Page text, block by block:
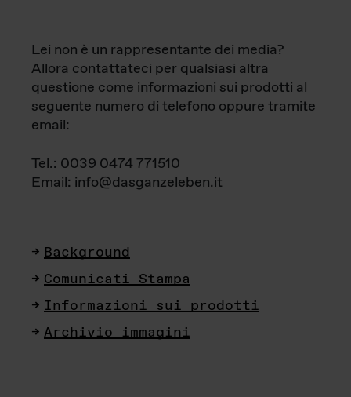
Lei non è un rappresentante dei media?
Allora contattateci per qualsiasi altra
questione come informazioni sui prodotti al
seguente numero di telefono oppure tramite
email:
Tel.: 0039 0474 771510
Email: info@dasganzeleben.it
Background
Comunicati Stampa
Informazioni sui prodotti
Archivio immagini